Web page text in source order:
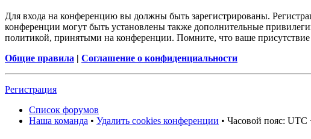
Для входа на конференцию вы должны быть зарегистрированы.
конференции могут быть установлены также дополнительные
политикой, принятыми на конференции. Помните, что ваше присутствие
Общие правила | Соглашение о конфиденциальности
Регистрация
Список форумов
Наша команда • Удалить cookies конференции • Часовой пояс: UTC